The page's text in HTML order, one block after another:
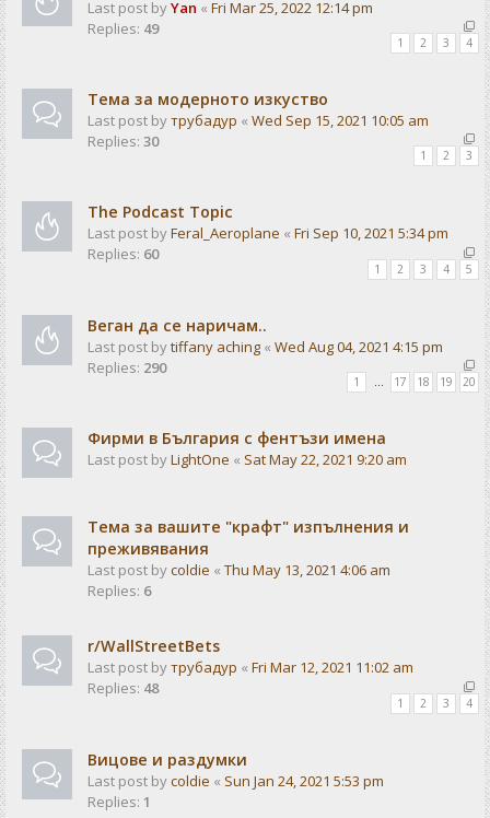
Last post byYan « Fri Mar 25, 2022 12:14 pm
Replies: 49
1 2 3 4
Тема за модерното изкуство
Last post byтрубадур « Wed Sep 15, 2021 10:05 am
Replies: 30
1 2 3
The Podcast Topic
Last post byFeral_Aeroplane « Fri Sep 10, 2021 5:34 pm
Replies: 60
1 2 3 4 5
Веган да се наричам..
Last post bytiffany aching « Wed Aug 04, 2021 4:15 pm
Replies: 290
1 … 17 18 19 20
Фирми в България с фентъзи имена
Last post byLightOne « Sat May 22, 2021 9:20 am
Тема за вашите "крафт" изпълнения и
преживявания
Last post bycoldie « Thu May 13, 2021 4:06 am
Replies: 6
r/WallStreetBets
Last post byтрубадур « Fri Mar 12, 2021 11:02 am
Replies: 48
1 2 3 4
Вицове и раздумки
Last post bycoldie « Sun Jan 24, 2021 5:53 pm
Replies: 1